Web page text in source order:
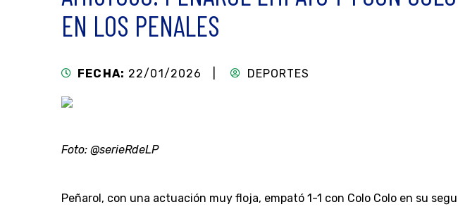
EN LOS PENALES
FECHA: 22/01/2026 | DEPORTES
Foto: @serieRdeLP
Peñarol, con una actuación muy floja, empató 1-1 con Colo Colo en su